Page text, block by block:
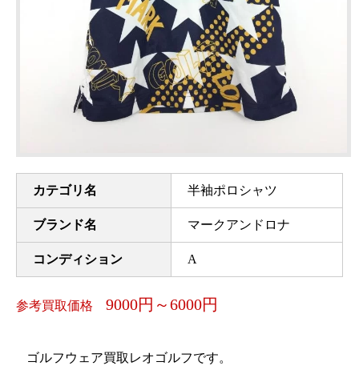
カテゴリ名 半袖ポロシャツ
ブランド名 マークアンドロナ
コンディション A
参考買取価格 9000円～6000円
ゴルフウェア買取レオゴルフです。